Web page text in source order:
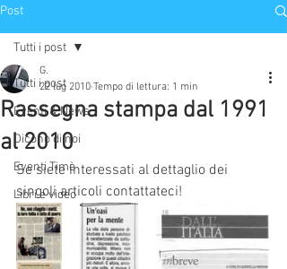
Post
Tutti i post
Eventi & News
Dicono di noi
Eventi Timè
Libri e video
Tutti i post
Rassegna stampa dal 1991
al 2010
G.
22 lug 2010 Tempo di lettura: 1 min
Se siete interessati al dettaglio dei
singoli articoli contattateci!